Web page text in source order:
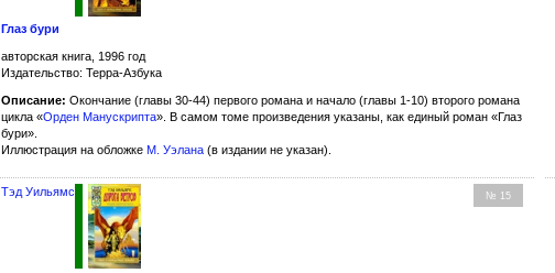
Глаз бури
авторская книга, 1996 год
Издательство: Терра-Азбука
Описание: Окончание (главы 30-44) первого романа и начало (главы 1-10) второго романа
цикла «Орден Манускрипта». В самом томе произведения указаны, как единый роман «Глаз
бури».
Иллюстрация на обложке М. Уэлана (в издании не указан).
№ 15
Тэд Уильямс